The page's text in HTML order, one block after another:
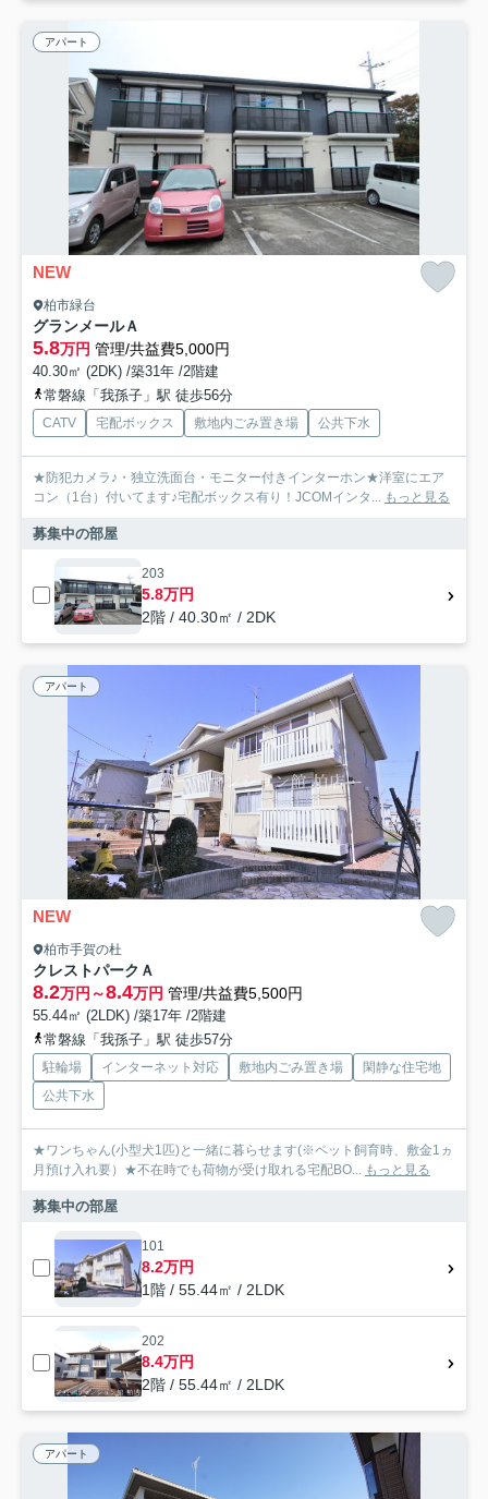
アパート
NEW
柏市緑台
グランメールＡ
5.8万円 管理/共益費5,000円
40.30㎡ (2DK) /築31年 /2階建
常磐線「我孫子」駅 徒歩56分
CATV 宅配ボックス 敷地内ごみ置き場 公共下水
★防犯カメラ♪・独立洗面台・モニター付きインターホン★洋室にエア
コン（1台）付いてます♪宅配ボックス有り！JCOMインタ...
もっと見る
募集中の部屋
203
5.8万円
2階 / 40.30㎡ / 2DK
アパート
NEW
柏市手賀の杜
クレストパークＡ
8.2万円～8.4万円 管理/共益費5,500円
55.44㎡ (2LDK) /築17年 /2階建
常磐線「我孫子」駅 徒歩57分
駐輪場 インターネット対応 敷地内ごみ置き場
閑静な住宅地
公共下水
★ワンちゃん(小型犬1匹)と一緒に暮らせます(※ペット飼育時、敷金1ヵ
月預け入れ要）★不在時でも荷物が受け取れる宅配BO...
もっと見る
募集中の部屋
101
8.2万円
1階 / 55.44㎡ / 2LDK
202
8.4万円
2階 / 55.44㎡ / 2LDK
アパート